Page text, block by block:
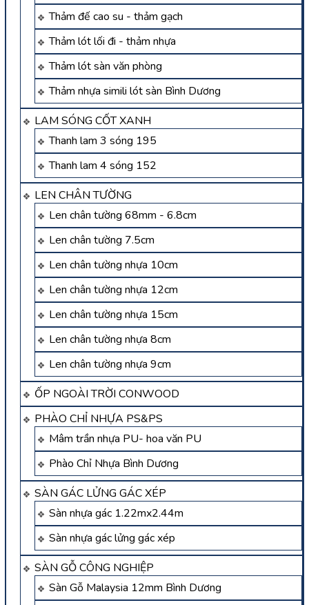
Thảm đế cao su - thảm gạch
Thảm lót lối đi - thảm nhựa
Thảm lót sàn văn phòng
Thảm nhựa simili lót sàn Bình Dương
LAM SÓNG CỐT XANH
Thanh lam 3 sóng 195
Thanh lam 4 sóng 152
LEN CHÂN TƯỜNG
Len chân tường 68mm - 6.8cm
Len chân tường 7.5cm
Len chân tường nhựa 10cm
Len chân tường nhựa 12cm
Len chân tường nhựa 15cm
Len chân tường nhựa 8cm
Len chân tường nhựa 9cm
ỐP NGOÀI TRỜI CONWOOD
PHÀO CHỈ NHỰA PS&PS
Mâm trần nhựa PU- hoa văn PU
Phào Chỉ Nhựa Bình Dương
SÀN GÁC LỬNG GÁC XÉP
Sàn nhựa gác 1.22mx2.44m
Sàn nhựa gác lửng gác xép
SÀN GỖ CÔNG NGHIỆP
Sàn Gỗ Malaysia 12mm Bình Dương